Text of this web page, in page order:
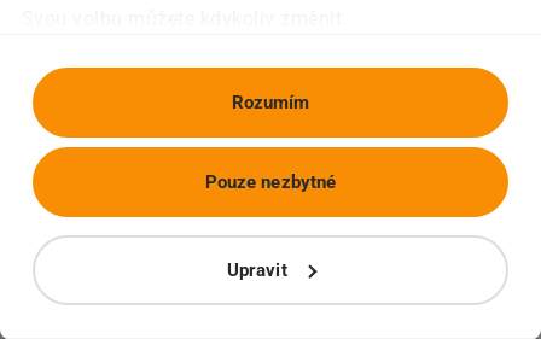
Rozumím
Upravit
Pouze nezbytné